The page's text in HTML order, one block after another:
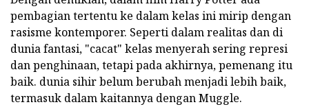
pembagian tertentu ke dalam kelas ini mirip dengan
rasisme kontemporer. Seperti dalam realitas dan di
dunia fantasi, "cacat" kelas menyerah sering represi
dan penghinaan, tetapi pada akhirnya, pemenang itu
baik. dunia sihir belum berubah menjadi lebih baik,
termasuk dalam kaitannya dengan Muggle.